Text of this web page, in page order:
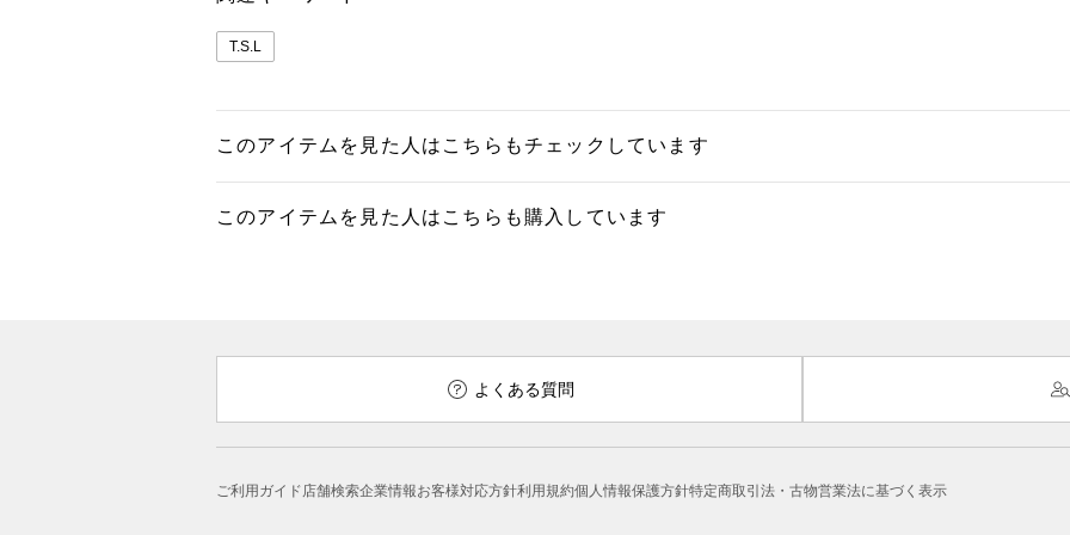
T.S.L
このアイテムを見た人はこちらもチェックしています
このアイテムを見た人はこちらも購入しています
よくある質問
ご利用ガイド店舗検索企業情報お客様対応方針利用規約個人情報保護方針特定商取引法・古物営業法に基づく表示